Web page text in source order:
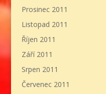
Prosinec 2011
Listopad 2011
Říjen 2011
Září 2011
Srpen 2011
Červenec 2011